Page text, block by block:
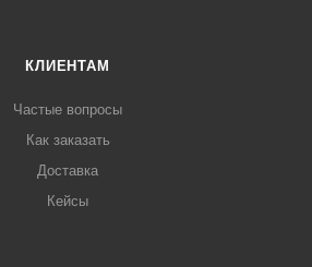
КЛИЕНТАМ
Частые вопросы
Как заказать
Доставка
Кейсы